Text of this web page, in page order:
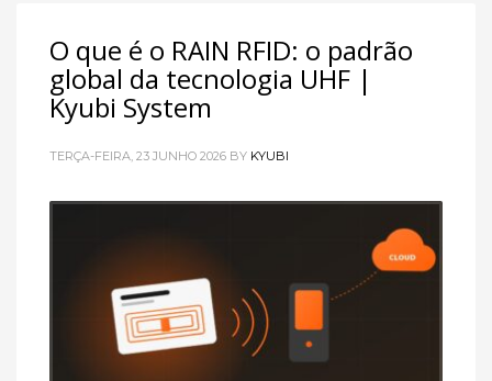
O que é o RAIN RFID: o padrão
global da tecnologia UHF |
Kyubi System
TERÇA-FEIRA, 23 JUNHO 2026 BY KYUBI